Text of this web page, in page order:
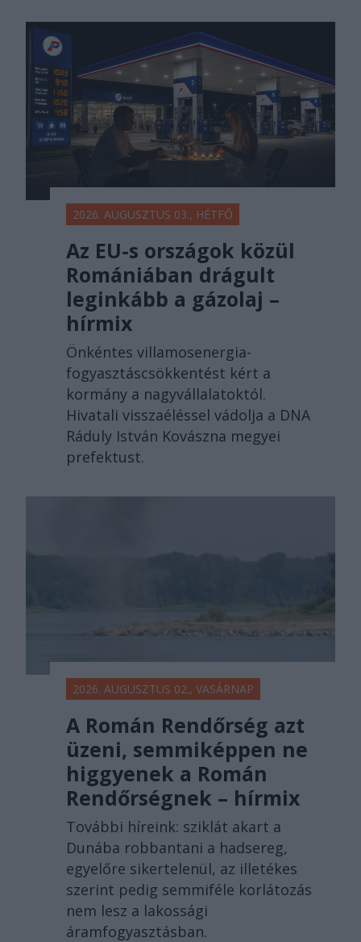
2026. AUGUSZTUS 03., HÉTFŐ
Az EU-s országok közül
Romániában drágult
leginkább a gázolaj –
hírmix
Önkéntes villamosenergia-
fogyasztáscsökkentést kért a
kormány a nagyvállalatoktól.
Hivatali visszaéléssel vádolja a DNA
Ráduly István Kovászna megyei
prefektust.
2026. AUGUSZTUS 02., VASÁRNAP
A Román Rendőrség azt
üzeni, semmiképpen ne
higgyenek a Román
Rendőrségnek – hírmix
További híreink: sziklát akart a
Dunába robbantani a hadsereg,
egyelőre sikertelenül, az illetékes
szerint pedig semmiféle korlátozás
nem lesz a lakossági
áramfogyasztásban.